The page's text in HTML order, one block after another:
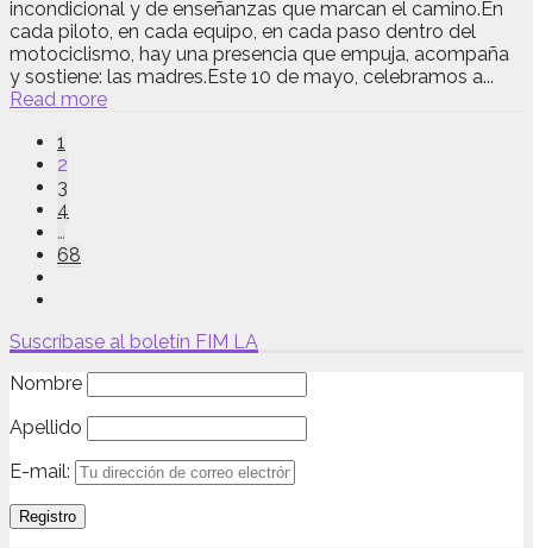
incondicional y de enseñanzas que marcan el camino.En
cada piloto, en cada equipo, en cada paso dentro del
motociclismo, hay una presencia que empuja, acompaña
y sostiene: las madres.Este 10 de mayo, celebramos a...
Read more
1
2
3
4
…
68
Suscríbase al boletín FIM LA
Nombre
Apellido
E-mail: